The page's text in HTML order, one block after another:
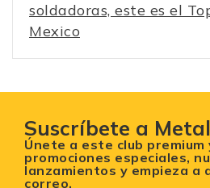
soldadoras, este es el
Mexico
Suscríbete a
Únete a este club premium
promociones especiales,
lanzamientos y empieza a
correo.